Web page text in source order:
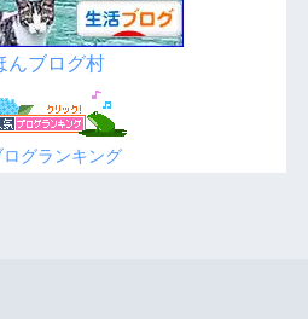
んブログ村
ログランキング